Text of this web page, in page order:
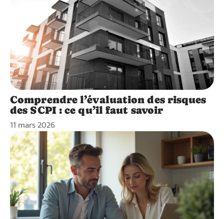
Comprendre l’évaluation des risques
des SCPI : ce qu’il faut savoir
11 mars 2026